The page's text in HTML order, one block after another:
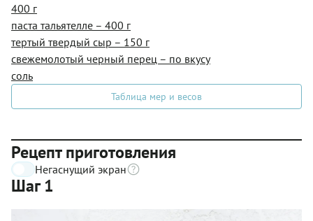
400 г
паста тальятелле – 400 г
тертый твердый сыр – 150 г
свежемолотый черный перец – по вкусу
соль
Таблица мер и весов
Рецепт приготовления
Негаснущий экран
Шаг 1